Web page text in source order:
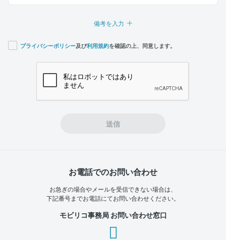
備考を入力
プライバシーポリシー及び利用規約を確認の上、同意します。
送信
お電話でのお問い合わせ
お急ぎの場合やメールを受信できない場合は、
下記番号までお電話にてお問い合わせください。
モビリコ事務局 お問い合わせ窓口